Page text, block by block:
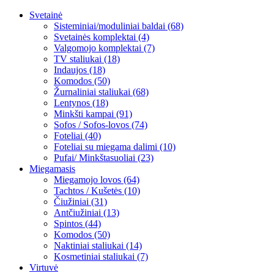
Svetainė
Sisteminiai/moduliniai baldai (68)
Svetainės komplektai (4)
Valgomojo komplektai (7)
TV staliukai (18)
Indaujos (18)
Komodos (50)
Žurnaliniai staliukai (68)
Lentynos (18)
Minkšti kampai (91)
Sofos / Sofos-lovos (74)
Foteliai (40)
Foteliai su miegama dalimi (10)
Pufai/ Minkštasuoliai (23)
Miegamasis
Miegamojo lovos (64)
Tachtos / Kušetės (10)
Čiužiniai (31)
Antčiužiniai (13)
Spintos (44)
Komodos (50)
Naktiniai staliukai (14)
Kosmetiniai staliukai (7)
Virtuvė